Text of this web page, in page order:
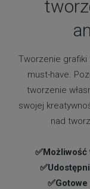
Tworzenie
must-have.
tworzenie
swojej
nad